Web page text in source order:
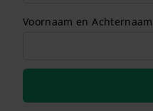
Voornaam en Achternaam